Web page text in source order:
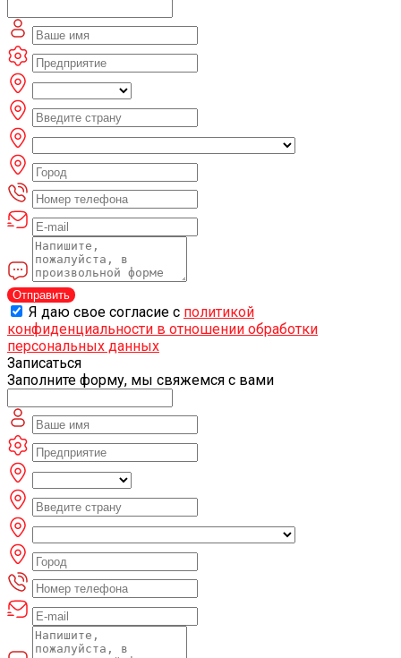
Отправить
Я даю свое согласие с политикой
конфиденциальности в отношении обработки
персональных данных
Записаться
Заполните форму, мы свяжемся с вами